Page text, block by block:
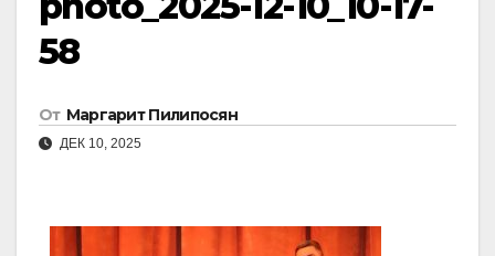
58
От Маргарит Пилипосян
ДЕК 10, 2025